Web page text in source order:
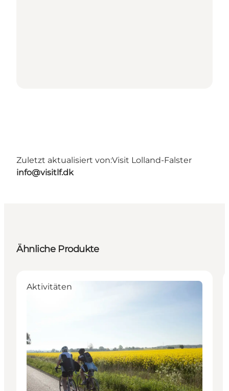
Zuletzt aktualisiert von:Visit Lolland-Falster
info@visitlf.dk
Ähnliche Produkte
Aktivitäten